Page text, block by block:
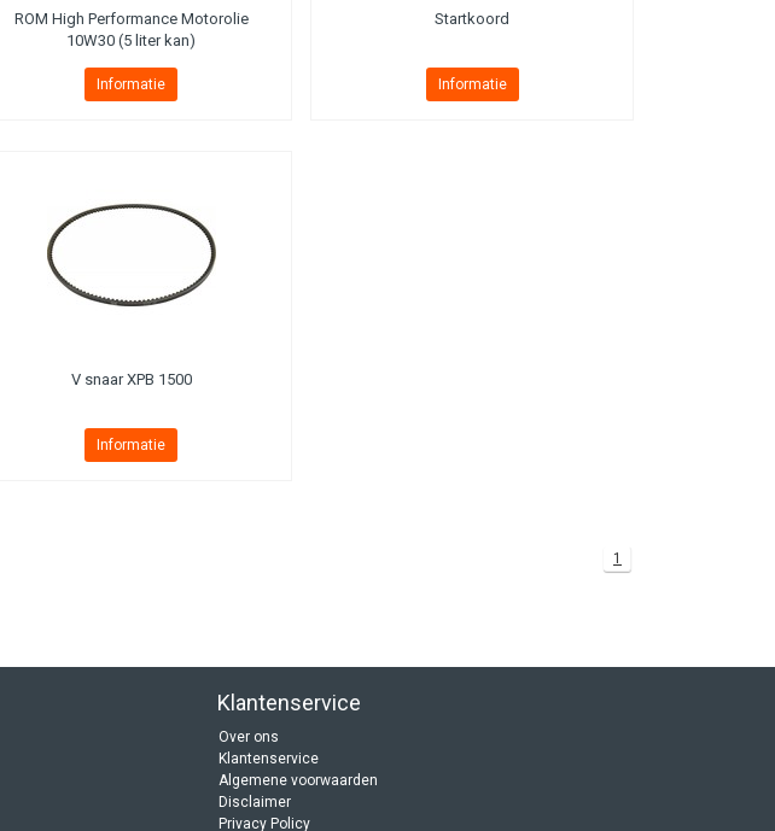
ROM High Performance Motorolie
10W30 (5 liter kan)
Informatie
Startkoord
Informatie
V snaar XPB 1500
Informatie
1
Klantenservice
Over ons
Klantenservice
Algemene voorwaarden
Disclaimer
Privacy Policy